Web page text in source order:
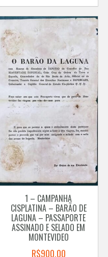
1 – CAMPANHA
CISPLATINA – BARÃO DE
LAGUNA – PASSAPORTE
ASSINADO E SELADO EM
MONTEVIDEO
R$900,00